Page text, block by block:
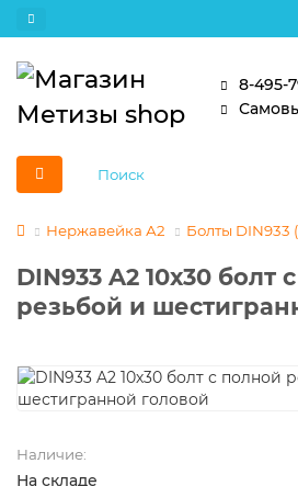
8-495-
Нержавейка А2 Болты DIN933
DIN933 A2 10х30 болт
резьбой и
Наличие:
На складе